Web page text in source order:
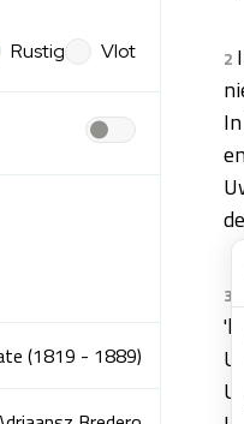
Rustig Vlot
(1819 - 1889)
2
3
'k